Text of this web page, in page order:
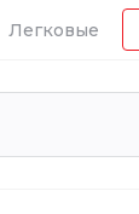
Легковые